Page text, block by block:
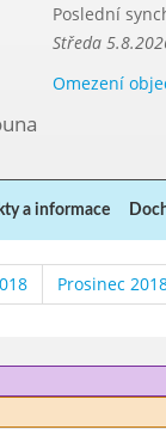
Poslední
Středa
Omezení
a informace
Prosinec